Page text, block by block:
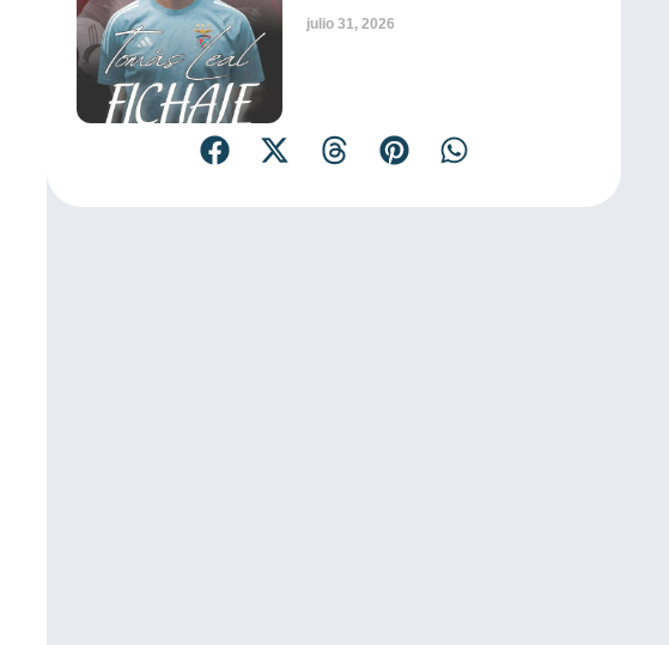
julio 31, 2026